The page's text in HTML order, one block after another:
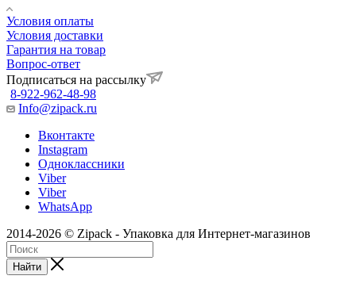
Условия оплаты
Условия доставки
Гарантия на товар
Вопрос-ответ
Подписаться на рассылку
8-922-962-48-98
Info@zipack.ru
Вконтакте
Instagram
Одноклассники
Viber
Viber
WhatsApp
2014-2026 © Zipack - Упаковка для Интернет-магазинов
Найти